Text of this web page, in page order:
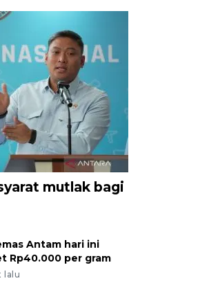
mutlak bagi
Antam hari ini
Rp40.000 per gram
lalu